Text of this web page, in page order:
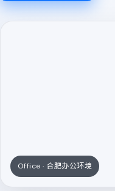
Office · 合肥办公环境